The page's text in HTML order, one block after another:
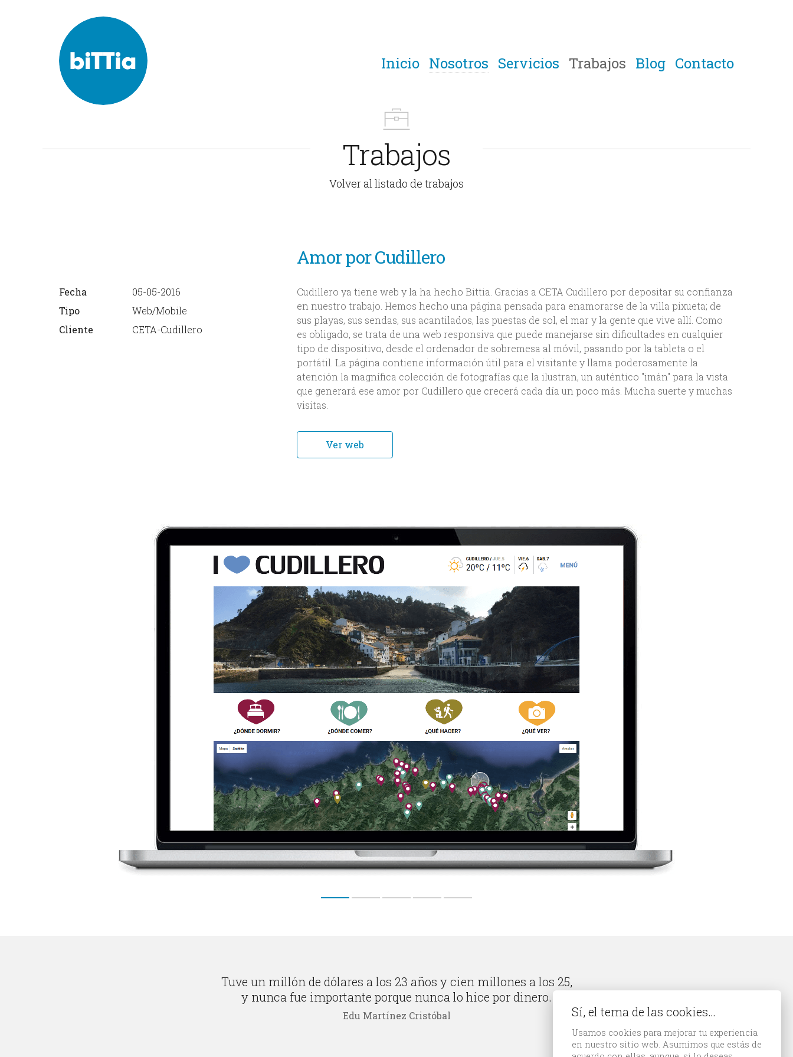
Inicio Nosotros Servicios Trabajos Blog Contacto
Trabajos
Volver al listado de trabajos
Amor por Cudillero
Fecha
05-05-2016
Tipo
Web/Mobile
Cliente
CETA-Cudillero
Cudillero ya tiene web y la ha hecho Bittia. Gracias a CETA Cudillero por depositar su confianza
en nuestro trabajo. Hemos hecho una página pensada para enamorarse de la villa pixueta; de
sus playas, sus sendas, sus acantilados, las puestas de sol, el mar y la gente que vive allí. Como
es obligado, se trata de una web responsiva que puede manejarse sin dificultades en cualquier
tipo de dispositivo, desde el ordenador de sobremesa al móvil, pasando por la tableta o el
portátil. La página contiene información útil para el visitante y llama poderosamente la
atención la magnífica colección de fotografías que la ilustran, un auténtico "imán" para la vista
que generará ese amor por Cudillero que crecerá cada día un poco más. Mucha suerte y muchas
visitas.
Ver web
Tuve un millón de dólares a los 23 años y cien millones a los 25,
y nunca fue importante porque nunca lo hice por dinero.
Edu Martínez Cristóbal Sí, el tema de las cookies…
Usamos cookies para mejorar tu experiencia
en nuestro sitio web. Asumimos que estás de